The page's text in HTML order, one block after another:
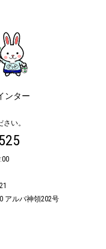
ンター
い。
アルバ神領202号